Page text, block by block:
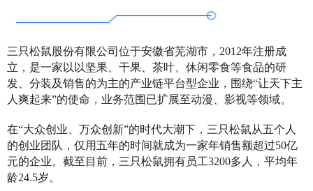
三只松鼠股份有限公司位于安徽省芜湖市，2012年注册成
立，是一家以以坚果、干果、茶叶、休闲零食等食品的研
发、分装及销售的为主的产业链平台型企业，围绕“让天下主
人爽起来”的使命，业务范围已扩展至动漫、影视等领域。
在“大众创业、万众创新”的时代大潮下，三只松鼠从五个人
的创业团队，仅用五年的时间就成为一家年销售额超过50亿
元的企业。截至目前，三只松鼠拥有员工3200多人，平均年
龄24.5岁。